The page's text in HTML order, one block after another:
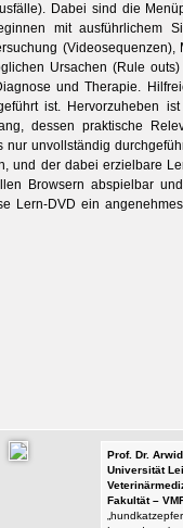
Dabei sind die
mit ausführlichem
(Videosequenzen),
Ursachen (Rule
und Therapie.
ist. Hervorzuheben
dessen praktische
unvollständig
und der dabei erzielbare
Browsern abspielbar
Lern-DVD ein
Prof. Dr.
Universität
Fakultät –